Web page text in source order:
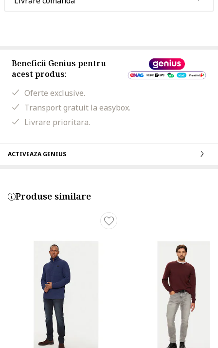
Beneficii Genius pentru
acest produs:
Oferte exclusive.
Transport gratuit la easybox.
Livrare prioritara.
ACTIVEAZA GENIUS
Produse similare